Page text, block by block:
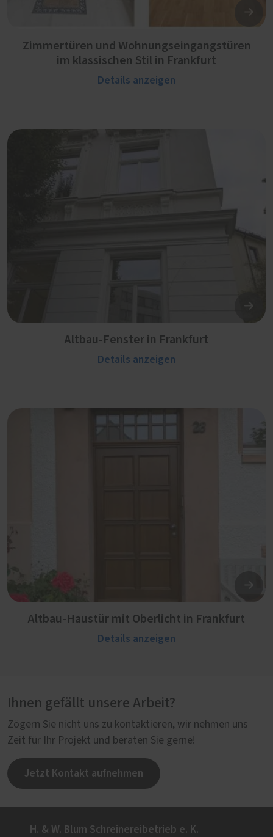
Zimmertüren und Wohnungseingangstüren
im klassischen Stil in Frankfurt
Details anzeigen
Altbau-Fenster in Frankfurt
Details anzeigen
Altbau-Haustür mit Oberlicht in Frankfurt
Details anzeigen
Ihnen gefällt unsere Arbeit?
Zögern Sie nicht uns zu kontaktieren, wir nehmen uns
Zeit für Ihr Projekt und beraten Sie gerne!
Jetzt Kontakt aufnehmen
H. & W. Blum Schreinereibetrieb e. K.